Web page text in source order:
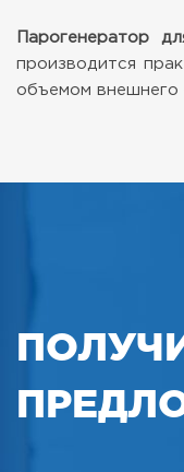
Парогенератор
производится
объемом внешнего